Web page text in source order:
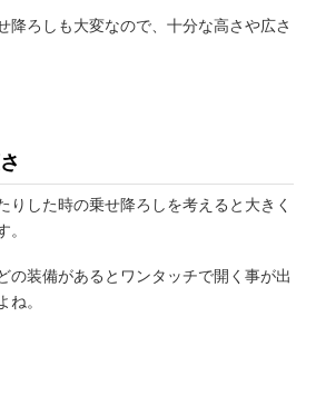
降ろしも大変なので、十分な高さや広さ
りした時の乗せ降ろしを考えると大きく
。
の装備があるとワンタッチで開く事が出
ね。